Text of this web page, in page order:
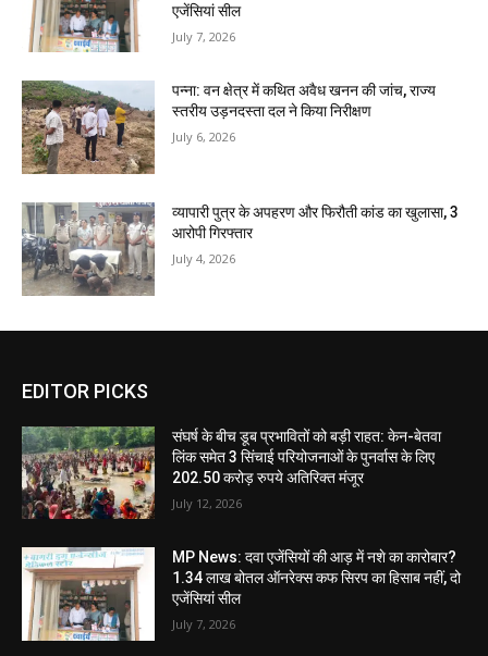
एजेंसियां सील
July 7, 2026
पन्ना: वन क्षेत्र में कथित अवैध खनन की जांच, राज्य
स्तरीय उड़नदस्ता दल ने किया निरीक्षण
July 6, 2026
व्यापारी पुत्र के अपहरण और फिरौती कांड का खुलासा, 3
आरोपी गिरफ्तार
July 4, 2026
EDITOR PICKS
संघर्ष के बीच डूब प्रभावितों को बड़ी राहत: केन-बेतवा
लिंक समेत 3 सिंचाई परियोजनाओं के पुनर्वास के लिए
202.50 करोड़ रुपये अतिरिक्त मंजूर
July 12, 2026
MP News: दवा एजेंसियों की आड़ में नशे का कारोबार?
1.34 लाख बोतल ऑनरेक्स कफ सिरप का हिसाब नहीं, दो
एजेंसियां सील
July 7, 2026